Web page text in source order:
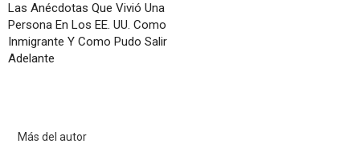
Las Anécdotas Que Vivió Una
Persona En Los EE. UU. Como
Inmigrante Y Como Pudo Salir
Adelante
Más del autor